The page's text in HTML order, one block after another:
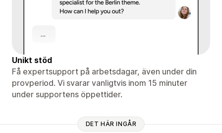
Unikt stöd
Få expertsupport på arbetsdagar, även under din
provperiod. Vi svarar vanligtvis inom 15 minuter
under supportens öppettider.
DET HÄR INGÅR